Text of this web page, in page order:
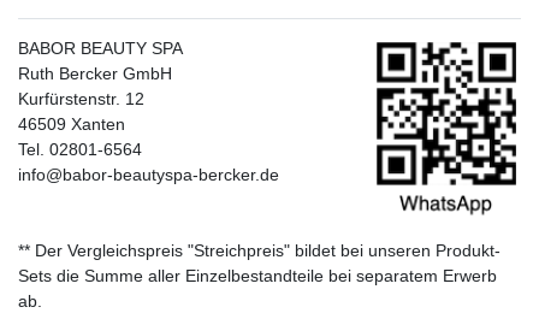
BABOR BEAUTY SPA
Ruth Bercker GmbH
Kurfürstenstr. 12
46509 Xanten
Tel. 02801-6564
info@babor-beautyspa-bercker.de
** Der Vergleichspreis "Streichpreis" bildet bei unseren Produkt-
Sets die Summe aller Einzelbestandteile bei separatem Erwerb
ab.